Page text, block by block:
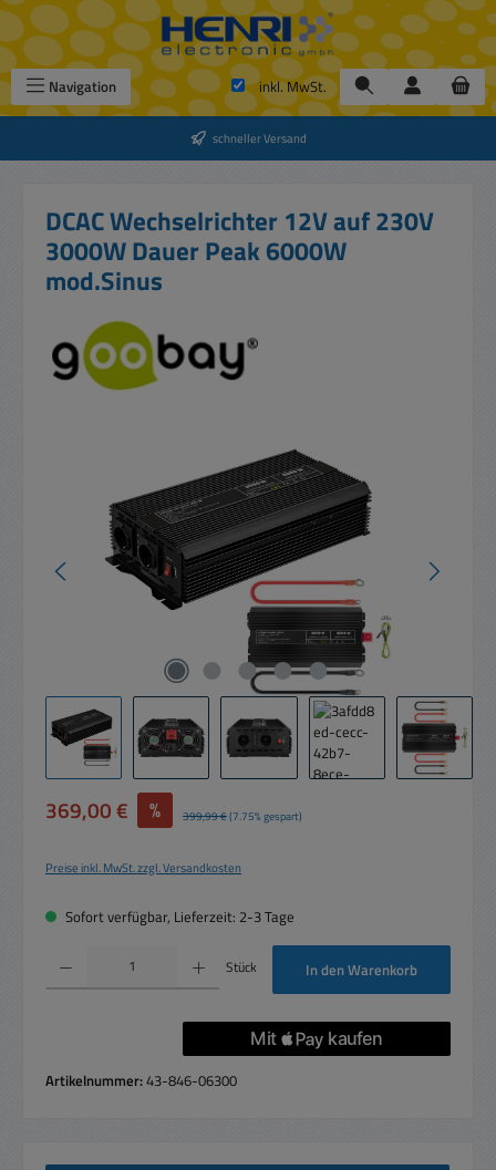
Zum Hauptinhalt springen
Navigation inkl. MwSt.
schneller Versand
DCAC Wechselrichter 12V auf 230V
3000W Dauer Peak 6000W
mod.Sinus
Verkaufspreis:
369,00 € % Regulärer Preis:
399,99 €(7.75% gespart)
Preise inkl. MwSt. zzgl. Versandkosten
Sofort verfügbar, Lieferzeit: 2-3 Tage
Produkt Anzahl: Gib den gewünschten Wert ein oder benutze die Schaltflächen um
Stück In den Warenkorb
Artikelnummer:43-846-06300